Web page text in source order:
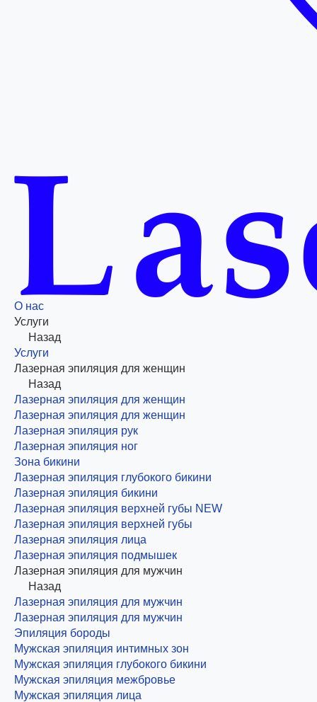
О нас
Услуги
Назад
Услуги
Лазерная эпиляция для женщин
Назад
Лазерная эпиляция для женщин
Лазерная эпиляция для женщин
Лазерная эпиляция рук
Лазерная эпиляция ног
Зона бикини
Лазерная эпиляция глубокого бикини
Лазерная эпиляция бикини
Лазерная эпиляция верхней губы NEW
Лазерная эпиляция верхней губы
Лазерная эпиляция лица
Лазерная эпиляция подмышек
Лазерная эпиляция для мужчин
Назад
Лазерная эпиляция для мужчин
Лазерная эпиляция для мужчин
Эпиляция бороды
Мужская эпиляция интимных зон
Мужская эпиляция глубокого бикини
Мужская эпиляция межбровье
Мужская эпиляция лица